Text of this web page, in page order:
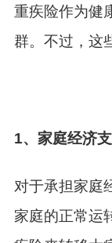
重疾险作为健
群。不过，这
1、家庭经济
对于承担家庭
家庭的正常运